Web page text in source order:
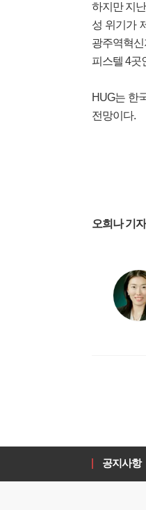
하지만 지
성 위기가
광주역혁
피스텔 4곳
HUG는 한
전망이다.
오희나기자
공지사항